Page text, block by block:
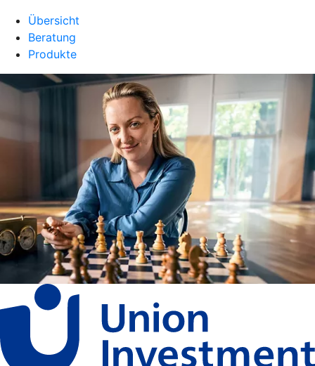
Übersicht
Beratung
Produkte